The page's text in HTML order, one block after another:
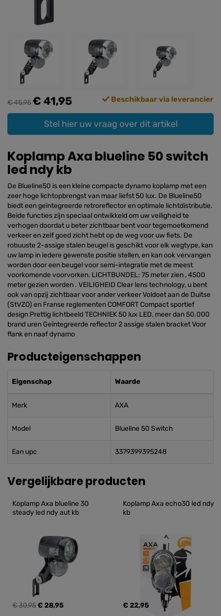
€ 45,95€ 41,95 Beschikbaar via leverancier
Stel hier uw vraag over dit artikel
Koplamp Axa blueline 50 switch
led ndy kb
De Blueline50 is een kleine compacte dynamo koplamp met een
zeer hoge lichtopbrengst van maar liefst 50 lux. De Blueline50
biedt een geïntegreerde retroreflector en optimale lichtdistributie.
Beide functies zijn speciaal ontwikkeld om uw veiligheid te
verhogen doordat u beter zichtbaar bent voor tegemoetkomend
verkeer en zelf goed zicht hebt op de weg voor uw fiets. De
robuuste 2-assige stalen beugel is geschikt voor elk wegtype, kan
uw lamp in iedere gewenste positie stellen, en kan ook vervangen
worden door een beugel voor semi-integratie met de meest
voorkomende voorvorken. LICHTBUNDEL: 75 meter zien , 4500
meter gezien worden . VEILIGHEID Clear lens technology, u bent
ook van opzij zichtbaar voor ander verkeer Voldoet aan de Duitse
(StVZO) en Franse reglementen COMFORT Compact sportief
design Prettig lichtbeeld TECHNIEK 50 lux LED, meer dan 50.000
brand uren Geïntegreerde reflector 2 assige stalen bracket Voor
flank en naaf dynamo
Producteigenschappen
Eigenschap Waarde
Merk AXA
Model Blueline 50 Switch
Ean upc 3379399395248
Vergelijkbare producten
Koplamp Axa blueline 30
steady led ndy aut kb
€ 30,95€ 28,95
Koplamp Axa echo30 led ndy
kb
€ 22,95